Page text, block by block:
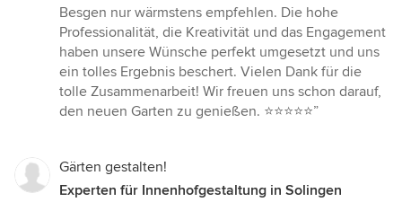
Besgen nur wärmstens empfehlen. Die hohe
Professionalität, die Kreativität und das Engagement
haben unsere Wünsche perfekt umgesetzt und uns
ein tolles Ergebnis beschert. Vielen Dank für die
tolle Zusammenarbeit! Wir freuen uns schon darauf,
den neuen Garten zu genießen. ⭐⭐⭐⭐⭐”
Gärten gestalten!
Experten für Innenhofgestaltung in Solingen